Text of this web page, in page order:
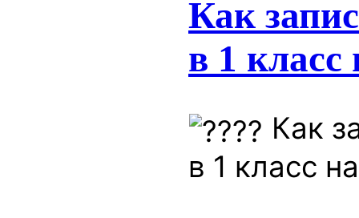
Как
в 1 класс
Как
в 1 класс